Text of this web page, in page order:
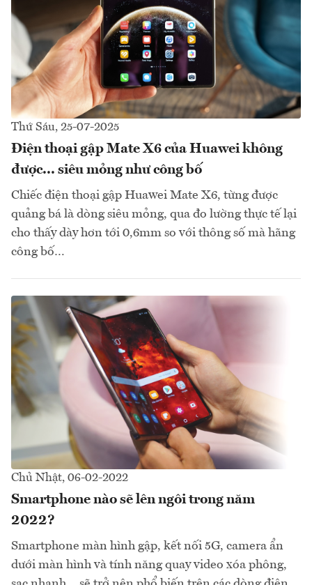
Thứ Sáu, 25-07-2025
Điện thoại gập Mate X6 của Huawei không
được... siêu mỏng như công bố
Chiếc điện thoại gập Huawei Mate X6, từng được
quảng bá là dòng siêu mỏng, qua đo lường thực tế lại
cho thấy dày hơn tới 0,6mm so với thông số mà hãng
công bố…
Chủ Nhật, 06-02-2022
Smartphone nào sẽ lên ngôi trong năm
2022?
Smartphone màn hình gập, kết nối 5G, camera ẩn
dưới màn hình và tính năng quay video xóa phông,